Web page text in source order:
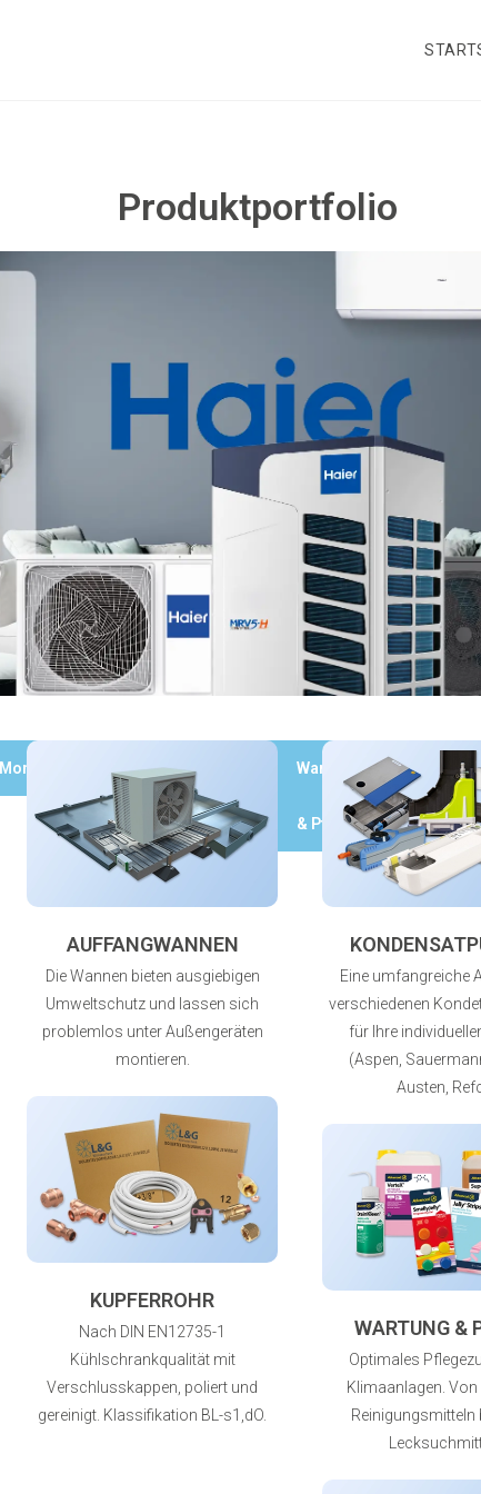
Produktportfolio
Montagematerial Kupferrohr Wartung
& Pflege
AUFFANGWANNEN
Die Wannen bieten ausgiebigen
Umweltschutz und lassen sich
problemlos unter Außengeräten
montieren.
KUPFERROHR
Nach DIN EN12735-1
Kühlschrankqualität mit
Verschlusskappen, poliert und
gereinigt. Klassifikation BL-s1,dO.
Eine umfangreiche
verschiedenen
für Ihre
(Aspen,
Austen,
WARTUNG &
Optimales
Klimaanlagen.
Reinigungsmitteln